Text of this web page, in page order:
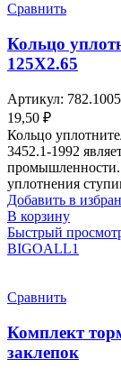
Сравнить
Кольцо
125Х2.65
Артикул:
19,50 ₽
Кольцо
3452.1-1992
уплотнения
Добавить в
В корзину
Быстрый
BIGOALL1
Сравнить
Комплект
заклепок